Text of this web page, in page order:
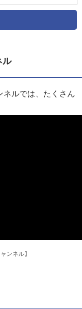
ル
ネルでは、たくさん